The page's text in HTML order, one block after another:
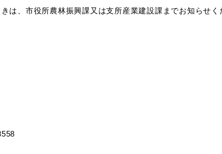
就職・退職 支援・助成制度
は、市役所農林振興課又は支所産業建設課までお知らせく